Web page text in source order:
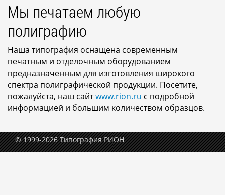
Мы печатаем любую
полиграфию
Наша типография оснащена современным
печатным и отделочным оборудованием
предназначенным для изготовления широкого
спектра полиграфической продукции. Посетите,
пожалуйста, наш сайтwww.rion.ru с подробной
информацией и большим количеством образцов.
© 1999-2026 Типография РИОН